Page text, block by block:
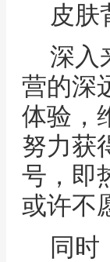
皮肤
深入
营的深
体验，
努力获
号，即
或许不
同时